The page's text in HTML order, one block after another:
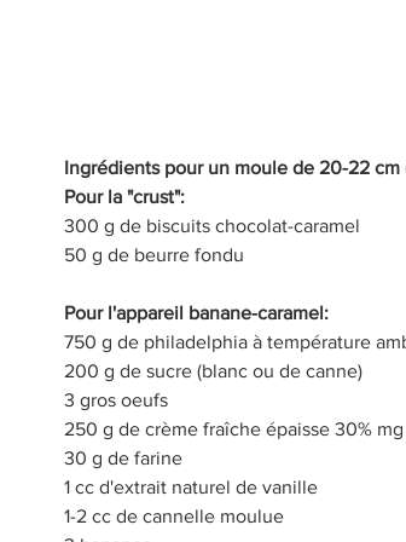
Recettes Populaires Confinement
Ingrédients pour un moule de 20-22 cm
Pour la "crust":
300 g de biscuits chocolat-caramel
50 g de beurre fondu
Pour l'appareil banane-caramel:
750 g de philadelphia à température
200 g de sucre (blanc ou de canne)
3 gros oeufs
250 g de crème fraîche épaisse 30% mg
30 g de farine
1 cc d'extrait naturel de vanille
1-2 cc de cannelle moulue